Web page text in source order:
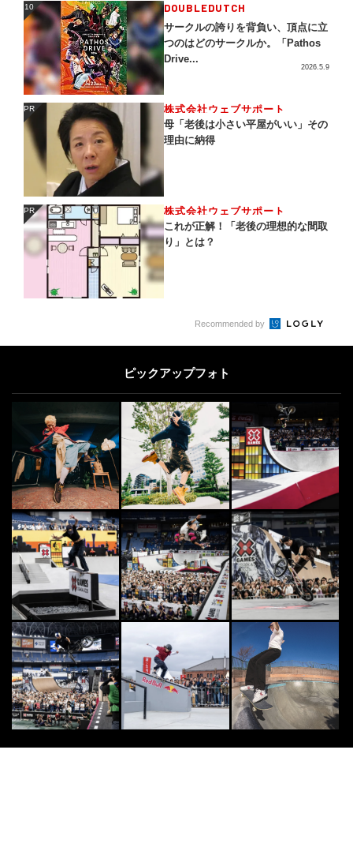
10 DOUBLEDUTCH
サークルの誇りを背負い、頂点に立
つのはどのサークルか。「Pathos
Drive...
2026.5.9
PR 株式会社ウェブサポート
母「老後は小さい平屋がいい」その
理由に納得
PR 株式会社ウェブサポート
これが正解！「老後の理想的な間取
り」とは？
Recommended by
ピックアップフォト